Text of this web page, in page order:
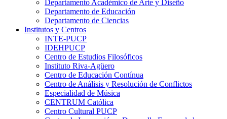
Departamento Académico de Arte y Diseño
Departamento de Educación
Departamento de Ciencias
Institutos y Centros
INTE-PUCP
IDEHPUCP
Centro de Estudios Filosóficos
Instituto Riva-Agüero
Centro de Educación Contínua
Centro de Análisis y Resolución de Conflictos
Especialidad de Música
CENTRUM Católica
Centro Cultural PUCP